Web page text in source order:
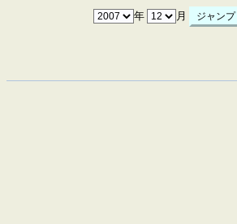
年 月